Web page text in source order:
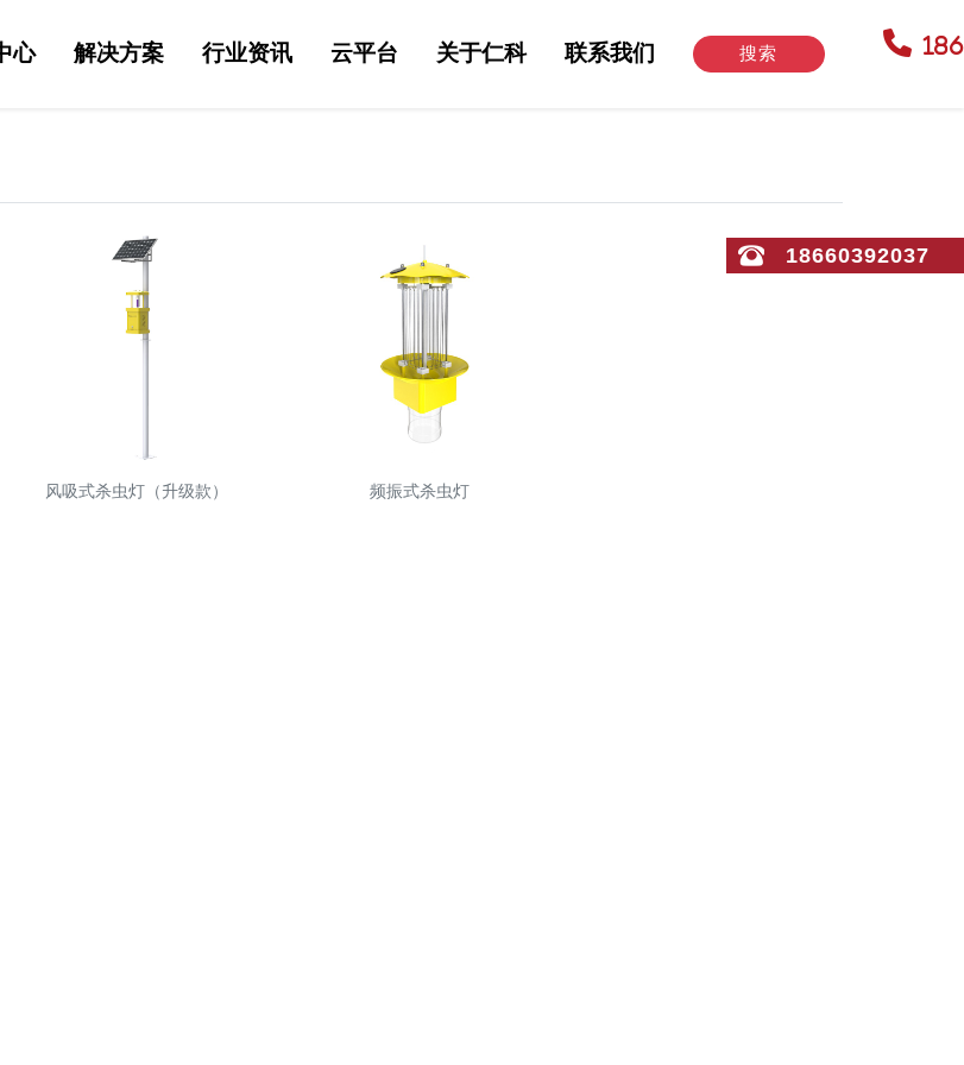
心 解决方案 行业资讯 云平台 关于仁科 联系我们 搜索
18660392037
风吸式杀虫灯（升级款） 频振式杀虫灯